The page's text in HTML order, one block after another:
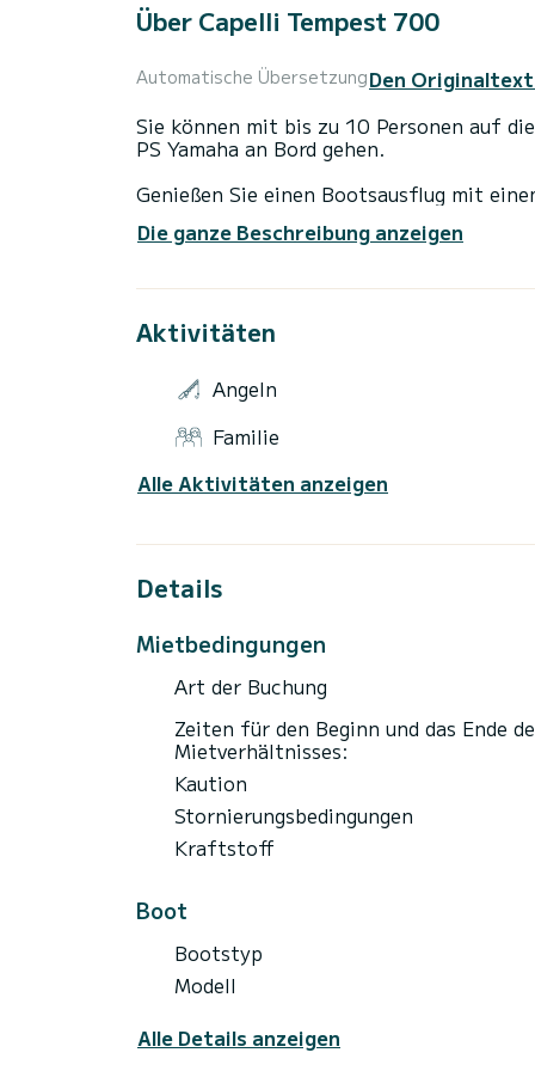
Über Capelli Tempest 700
Automatische ÜbersetzungDen
Sie können mit bis zu 10 Personen auf
PS Yamaha an Bord gehen.
Genießen Sie einen Bootsausflug mit
Entspannen, Badeleiter, GPS/Echolot,
- Praktisch: Großer Stauraum vorne,
Tageszeiten: Von 9:30 bis 18:30 Uhr
Klippen von Leucate usw...
Denken Sie daran, Ihre Strandtücher auf
Kissen auf.
Wasserknappheit verhindert das
Bojenoption: 2 Plätze: 40€/Tag, 3
Der Treibstoff geht zu Lasten des
der Mieter verpflichtet sich, es mit vollem
Tankstelle am Eingang des Hafens von
Die ganze Beschreibung anzeigen
Aktivitäten
Angeln
Familie
Alle Aktivitäten anzeigen
Details
Mietbedingungen
Art der Buchung
Zeiten für den Beginn und das Ende
Mietverhältnisses:
Kaution
Stornierungsbedingungen
Kraftstoff
Boot
Bootstyp
Modell
Alle Details anzeigen